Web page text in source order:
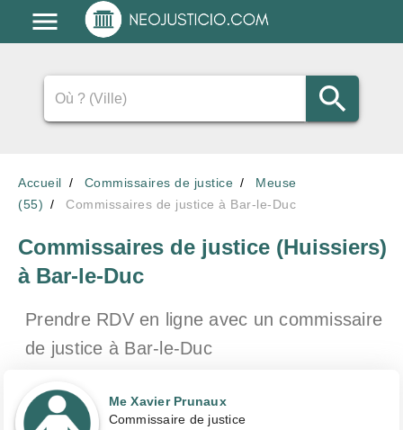
Accueil Commissaires de justice
Meuse
(55)
Commissaires de justice à Bar-le-Duc
Commissaires de justice (Huissiers)
à Bar-le-Duc
Prendre RDV en ligne avec un commissaire
de justice à Bar-le-Duc
Me Xavier Prunaux
Commissaire de justice